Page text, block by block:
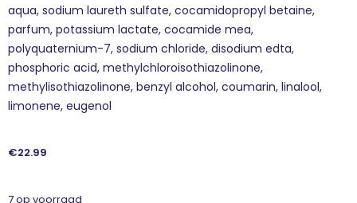
aqua, sodium laureth sulfate, cocamidopropyl betaine,
parfum, potassium lactate, cocamide mea,
polyquaternium-7, sodium chloride, disodium edta,
phosphoric acid, methylchloroisothiazolinone,
methylisothiazolinone, benzyl alcohol, coumarin, linalool,
limonene, eugenol
€22.99
7 op voorraad